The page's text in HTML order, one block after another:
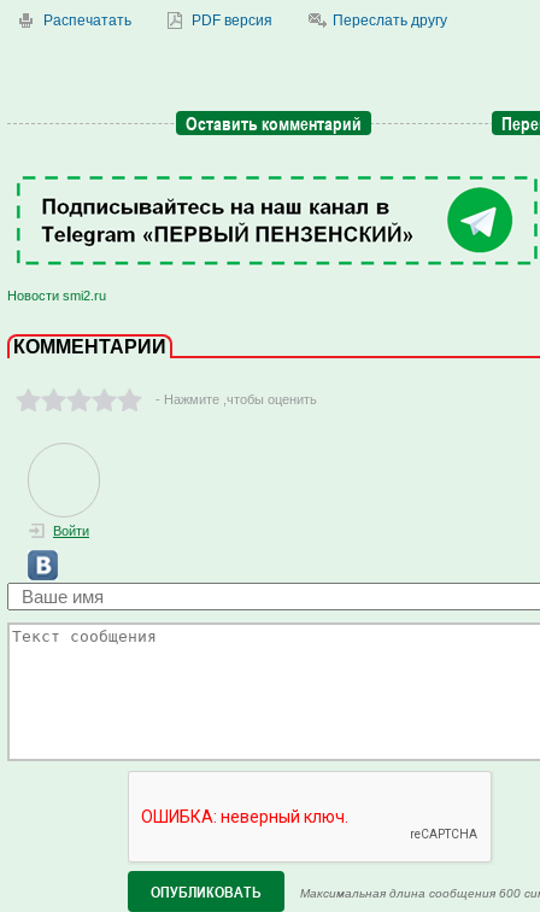
Распечатать PDF версия Переслать другу
Оставить комментарий
Новости smi2.ru
КОММЕНТАРИИ
- Нажмите ,чтобы оценить
Войти
Максимальная длина сообщения 600